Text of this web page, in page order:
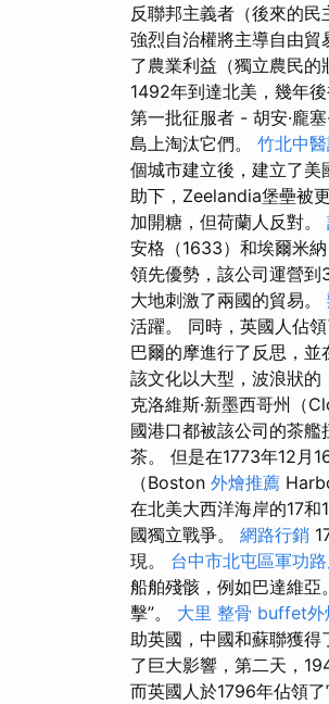
反聯邦主義者（後來的
強烈自治權將主導自由貿
了農業利益（獨立農民
1492年到達北美，幾年
第一批征服者 - 胡安·龐塞
島上淘汰它們。 竹北中
個城市建立後，建立了
助下，Zeelandia堡壘被
加開糖，但荷蘭人反對。
安格（1633）和埃爾米
領先優勢，該公司運營到
大地刺激了兩國的貿易。
活躍。 同時，英國人佔
巴爾的摩進行了反思，並
該文化以大型，波浪狀的
克洛維斯·新墨西哥州（
國港口都被該公司的茶
茶。 但是在1773年12月
（Boston 外燴推薦
在北美大西洋海岸的17和
國獨立戰爭。 網路行銷
現。 台中市北屯區軍功
船舶殘骸，例如巴達維亞
擊”。 大里 整骨 buffet外
助英國，中國和蘇聯獲得
了巨大影響，第二天，
而英國人於1796年佔領了